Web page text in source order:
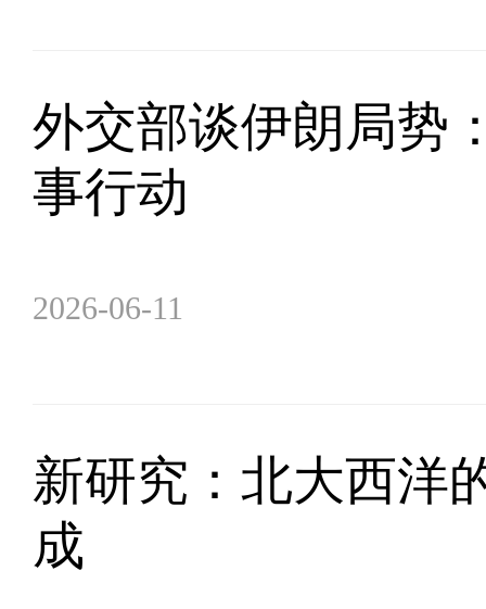
外交部谈伊朗局势
事行动
2026-06-11
新研究：北大西洋
成